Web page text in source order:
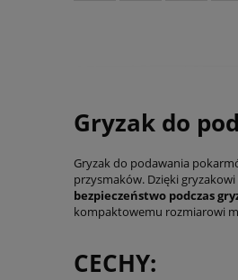
Gryzak do
Gryzak do podawania
przysmaków. Dzięki gryzakowi
bezpieczeństwo podczas
kompaktowemu rozmiarowi
CECHY: